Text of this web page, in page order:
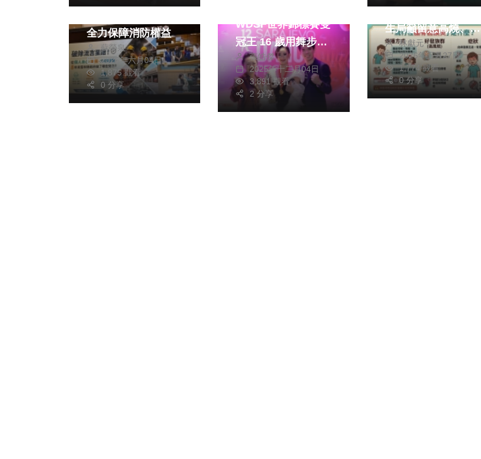
全力保障消防權益
蘇榮泉
2026年六月04日
1,875 觀看
0 分享
WDSF世界錦標賽雙
冠王 16 歲用舞步寫
下屬於自己的答案
張皓傑
2025年十二月04日
3,891 觀看
2 分享
生局籲留意高燒、頭
痛等症狀
林獻元
2026年五月27日
1,774 觀看
0 分享